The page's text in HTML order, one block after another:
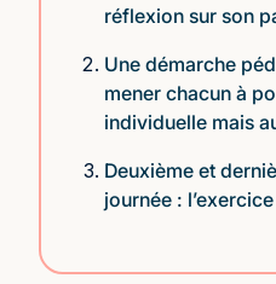
réflexion sur son
Une démarche
mener chacun à
individuelle mais
Deuxième et
journée :